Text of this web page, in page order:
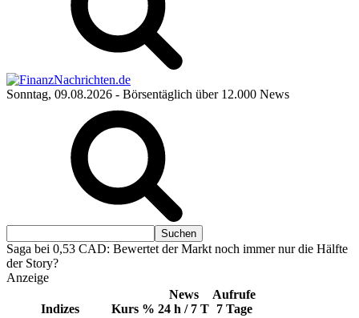
Sonntag, 09.08.2026 - Börsentäglich über 12.000 News
Saga bei 0,53 CAD: Bewertet der Markt noch immer nur die Hälfte
der Story?
Anzeige
Indizes Kurs %
News
24 h / 7 T
Aufrufe
7 Tage